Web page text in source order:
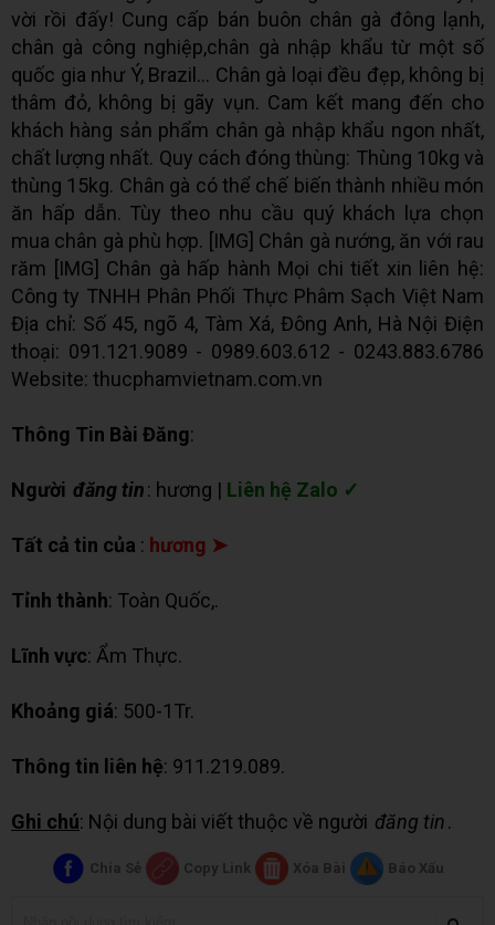
vời rồi đấy! Cung cấp bán buôn chân gà đông lạnh,
chân gà công nghiệp,chân gà nhập khẩu từ một số
quốc gia như Ý, Brazil... Chân gà loại đều đẹp, không bị
thâm đỏ, không bị gãy vụn. Cam kết mang đến cho
khách hàng sản phẩm chân gà nhập khẩu ngon nhất,
chất lượng nhất. Quy cách đóng thùng: Thùng 10kg và
thùng 15kg. Chân gà có thể chế biến thành nhiều món
ăn hấp dẫn. Tùy theo nhu cầu quý khách lựa chọn
mua chân gà phù hợp. [​IMG] Chân gà nướng, ăn với rau
răm [​IMG] Chân gà hấp hành Mọi chi tiết xin liên hệ:
Công ty TNHH Phân Phối Thực Phâm Sạch Việt Nam
Địa chỉ: Số 45, ngõ 4, Tàm Xá, Đông Anh, Hà Nội Điện
thoại: 091.121.9089 - 0989.603.612 - 0243.883.6786
Website: thucphamvietnam.com.vn
Thông Tin Bài Đăng:
Người đăng tin: hương | Liên hệ Zalo ✓
Tất cả tin của : hương ➤
Tỉnh thành: Toàn Quốc,.
Lĩnh vực: Ẩm Thực.
Khoảng giá: 500-1Tr.
Thông tin liên hệ: 911.219.089.
Ghi chú: Nội dung bài viết thuộc về người đăng tin.
Chia Sẻ Copy Link Xóa Bài Báo Xấu